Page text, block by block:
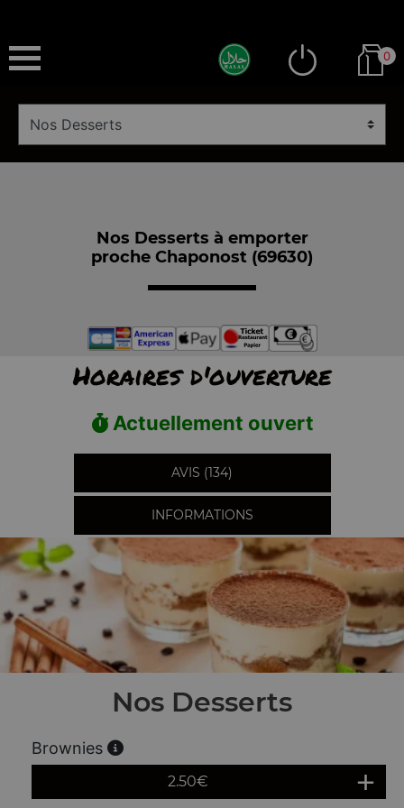
0
Nos Desserts à emporter
proche Chaponost (69630)
Horaires d'ouverture
Actuellement ouvert
AVIS (134)
INFORMATIONS
Nos Desserts
Brownies
2.50€